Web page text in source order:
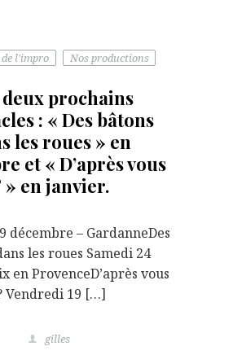
de l'impro Nos productions
deux prochains
: « Des bâtons
les roues » en
et « D’après vous
» en janvier.
décembre – GardanneDes
les roues Samedi 24
en ProvenceD’après vous
Vendredi 19 […]
gilles